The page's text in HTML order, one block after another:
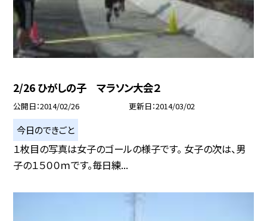
2/26 ひがしの子 マラソン大会２
公開日 2014/02/26 更新日 2014/03/02
今日のできごと
１枚目の写真は女子のゴールの様子です。 女子の次は、男
子の１５００ｍです。毎日練...